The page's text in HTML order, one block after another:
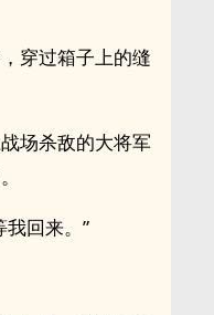
穿过箱子上的缝
场杀敌的大将军
回来。”